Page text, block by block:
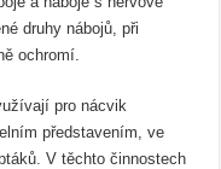
druhy nábojů, při
ochromí.
pro nácvik
představením, ve
V těchto činnostech